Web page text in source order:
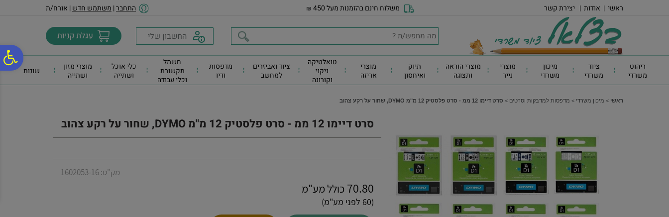
נגישות
אתר
המרכזי
ראשי | אודות | יצירת קשר משלוח חינם בהזמנות מעל 450 ₪ התחבר| משתמש חדש| אורח/ת
ריהוט
משרדי
ציוד
משרדי
מיכון
משרדי
מוצרי
נייר
מוצרי הוראה
ותצוגה
תיוק
ואיחסון
מוצרי
אריזה
טואלטיקה
ניקוי
וקורונה
ציוד ואביזרים
למחשב
מדפסות
ודיו
חשמל
תקשורת
וכלי עבודה
כלי אוכל
ושתייה
מוצרי מזון
ושתייה
שונות
ראשי > מיכון משרדי > מדפסות למדבקות וסרטים > סרט דיימו 12 ממ - סרט פלסטיק 12 מ"מ DYMO, שחור על רקע צהוב
סרט דיימו 12 ממ - סרט פלסטיק 12 מ"מ DYMO, שחור על רקע צהוב
מק"ט: 1602053-16
70.80 כולל מע"מ
(60 לפני מע"מ)